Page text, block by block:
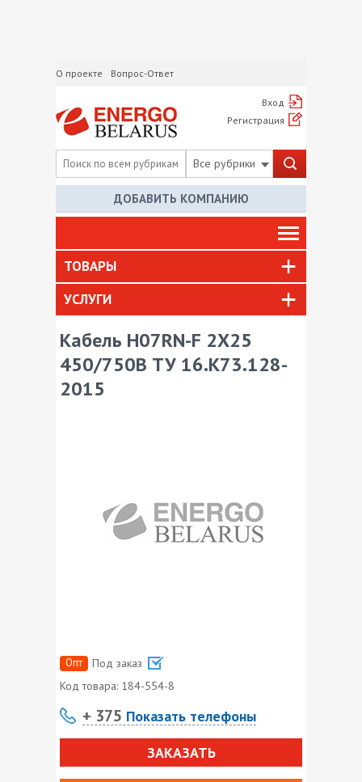
О проекте Вопрос-Ответ
Вход
Регистрация
Все рубрики
ДОБАВИТЬ КОМПАНИЮ
ТОВАРЫ
УСЛУГИ
Кабель H07RN-F 2X25
450/750В ТУ 16.К73.128-
2015
Опт
Под заказ
Код товара: 184-554-8
+ 375 Показать телефоны
ЗАКАЗАТЬ